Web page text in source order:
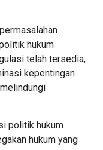
hukum
telah tersedia,
kepentingan
politik hukum
hukum yang